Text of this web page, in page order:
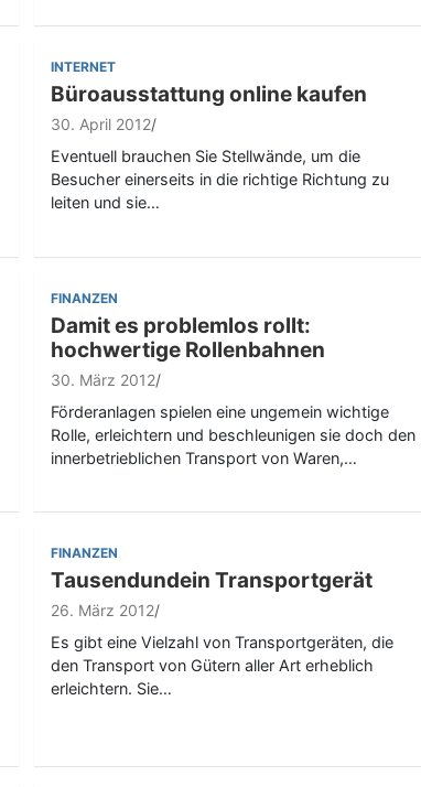
INTERNET
Büroausstattung online kaufen
30. April 2012
Eventuell brauchen Sie Stellwände, um die
Besucher einerseits in die richtige Richtung zu
leiten und sie…
FINANZEN
Damit es problemlos rollt:
hochwertige Rollenbahnen
30. März 2012
Förderanlagen spielen eine ungemein wichtige
Rolle, erleichtern und beschleunigen sie doch den
innerbetrieblichen Transport von Waren,…
FINANZEN
Tausendundein Transportgerät
26. März 2012
Es gibt eine Vielzahl von Transportgeräten, die
den Transport von Gütern aller Art erheblich
erleichtern. Sie…